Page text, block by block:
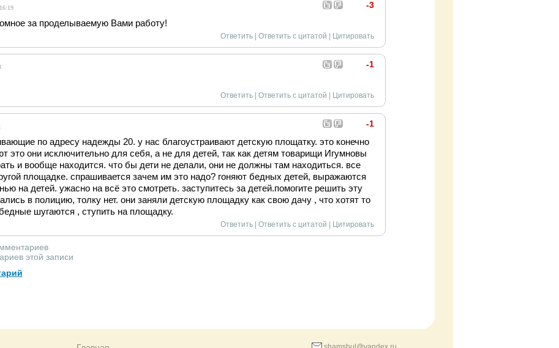
-3
за проделываемую Вами работу!
Ответить| Ответить с цитатой | Цитировать
-1
Ответить| Ответить с цитатой | Цитировать
-1
по адресу надежды 20. у нас благоустраивают детскую площатку. это конечно
это они исключительно для себя, а не для детей, так как детям товарищи Игумновы
и вообще находится. что бы дети не делали, они не должны там находиться. все
площадке. спрашивается зачем им это надо? гоняют бедных детей, выражаются
на детей. ужасно на всё это смотреть. заступитесь за детей.помогите решить эту
в полицию, толку нет. они заняли детскую площадку как свою дачу , что хотят то
шугаются , ступить на площадку.
Ответить| Ответить с цитатой | Цитировать
этой записи